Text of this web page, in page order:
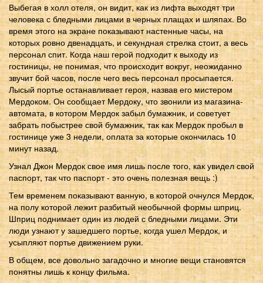
Выбегая в холл отеля, он видит, как из лифта выходят три
человека с бледными лицами в черных плащах и шляпах. Во
время этого на экране показывают настенные часы, на
которых ровно двенадцать, и секундная стрелка стоит, а весь
персонал спит. Когда наш герой подходит к выходу из
гостиницы, не понимая, что происходит вокруг, неожиданно
звучит бой часов, после чего весь персонал просыпается.
Лысый портье останавливает героя, назвав его мистером
Мердоком. Он сообщает Мердоку, что звонили из магазина-
автомата, в котором Мердок забыл бумажник, и советует
забрать побыстрее свой бумажник, так как Мердок пробыл в
гостинице уже 3 недели, оплата за которые окончилась 10
минут назад.
Узнал Джон Мердок свое имя лишь после того, как увидел свой
паспорт, так что паспорт - это очень полезная вещь :)
Тем временем показывают ванную, в которой очнулся Мердок,
на полу которой лежит разбитый необычной формы шприц.
Шприц поднимает один из людей с бледными лицами. Эти
люди узнают у зашедшего портье, когда ушел Мердок, и
усыпляют портье движением руки.
В общем, все довольно загадочно и многие вещи становятся
понятны лишь к концу фильма.